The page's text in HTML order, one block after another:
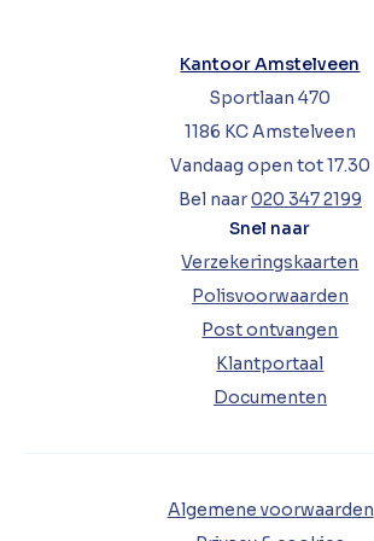
Kantoor Amstelveen
Sportlaan 470
1186 KC Amstelveen
Vandaag open tot 17.30
Bel naar020 347 2199
Snel naar
Verzekeringskaarten
Polisvoorwaarden
Post ontvangen
Klantportaal
Documenten
Algemene voorwaarden